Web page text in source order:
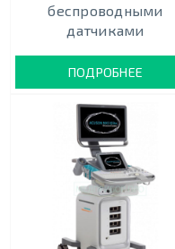
беспроводными
датчиками
ПОДРОБНЕЕ